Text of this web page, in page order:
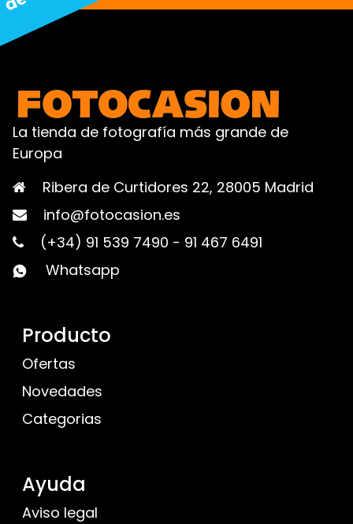
La tienda de fotografía más grande de
Europa
Ribera de Curtidores 22, 28005 Madrid
info@fotocasion.es
(+34) 91 539 7490 - 91 467 6491
Whatsapp
Producto
Ofertas
Novedades
Categorias
Ayuda
Aviso legal